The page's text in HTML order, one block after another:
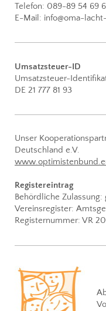
Telefon: 089-89 54 69
E-Mail: info@oma-
Umsatzsteuer-ID
Umsatzsteuer-
DE 21 777 81 93
Unser
Deutschland e.V.
Registereintrag
Behördliche Zulassung:
Vereinsregister:
Registernummer: VR